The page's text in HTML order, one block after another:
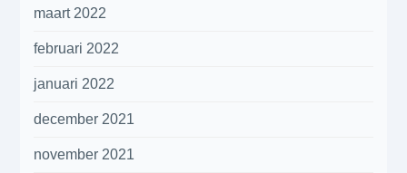
maart 2022
februari 2022
januari 2022
december 2021
november 2021